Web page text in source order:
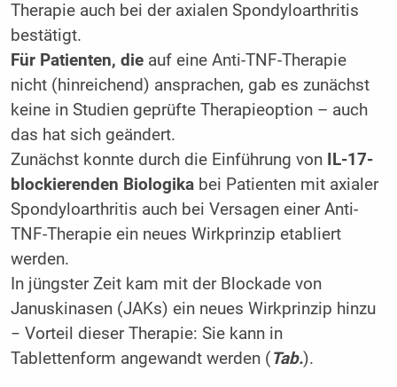
Therapie auch bei der axialen Spondyloarthritis
bestätigt.
Für Patienten, dieauf eine Anti-TNF-Therapie
nicht (hinreichend) ansprachen, gab es zunächst
keine in Studien geprüfte Therapieoption – auch
das hat sich geändert.
Zunächst konnte durch die Einführung von IL-17-
blockierenden Biologikabei Patienten mit axialer
Spondyloarthritis auch bei Versagen einer Anti-
TNF-Therapie ein neues Wirkprinzip etabliert
werden.
In jüngster Zeit kam mit der Blockade von
Januskinasen (JAKs) ein neues Wirkprinzip hinzu
− Vorteil dieser Therapie: Sie kann in
Tablettenform angewandt werden (Tab.).